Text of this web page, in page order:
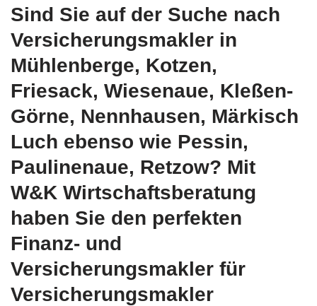
Sind Sie auf der Suche nach
Versicherungsmakler in
Mühlenberge, Kotzen,
Friesack, Wiesenaue, Kleßen-
Görne, Nennhausen, Märkisch
Luch ebenso wie Pessin,
Paulinenaue, Retzow? Mit
W&K Wirtschaftsberatung
haben Sie den perfekten
Finanz- und
Versicherungsmakler für
Versicherungsmakler